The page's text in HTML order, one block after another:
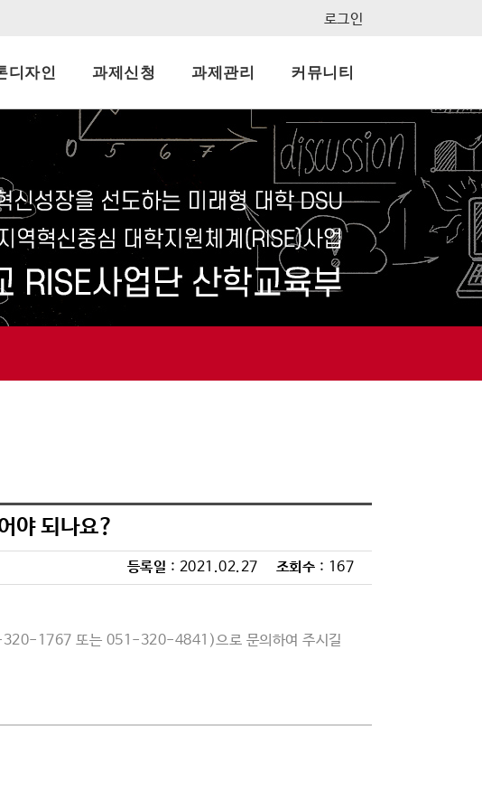
로그인
디자인 과제신청 과제관리
결과보고서
커뮤니티
공지사항 자료실 FAQ
야 되나요?
등록일 : 2021.02.27 조회수 : 167
320-1767 또는 051-320-4841)으로 문의하여 주시길